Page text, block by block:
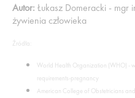
Autor: Łukasz Domeracki - mgr
żywienia człowieka
Źródła:
World Health Organization (WHO) -
requirements-pregnancy
American College of Obstetricians